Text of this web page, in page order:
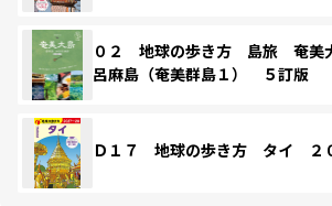
０２ 地球の歩き方 島旅 奄
呂麻島（奄美群島１） ５訂版
Ｄ１７ 地球の歩き方 タイ ２